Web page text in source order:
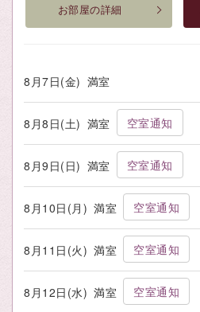
お部屋の詳細
8月7日(金) 満室
8月8日(土) 満室 空室通知
8月9日(日) 満室 空室通知
8月10日(月) 満室 空室通知
8月11日(火) 満室 空室通知
8月12日(水) 満室 空室通知